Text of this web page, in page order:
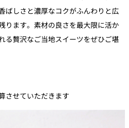
ばしさと濃厚なコクがふんわりと広
ります。素材の良さを最大限に活か
る贅沢なご当地スイーツをぜひご堪
させていただきます